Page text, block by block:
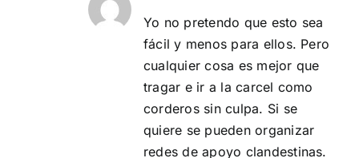
Yo no pretendo que esto sea
fácil y menos para ellos. Pero
cualquier cosa es mejor que
tragar e ir a la carcel como
corderos sin culpa. Si se
quiere se pueden organizar
redes de apoyo clandestinas.